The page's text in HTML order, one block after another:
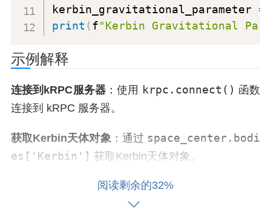
kerbin_gravitational_parameter =
print (f"Kerbin Gravitational
示例解释
连接到kRPC服务器 ：使用 krpc.connect() 函数
连接到 kRPC 服务器。
获取Kerbin天体对象：通过 space_center.bodi
es['Kerbin'] 获取Kerbin天体对象。
获取Kerbin的引力参数：通过kerbin.gravitat
属性获取Kerbin的引力参数，
阅读剩余的32%